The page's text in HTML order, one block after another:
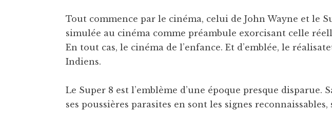
Tout commence par le cinéma, celui de John Wayne et le
simulée au cinéma comme préambule exorcisant celle
En tout cas, le cinéma de l’enfance. Et d’emblée, le
Indiens.
Le Super 8 est l’emblème d’une époque presque disparue.
ses poussières parasites en sont les signes